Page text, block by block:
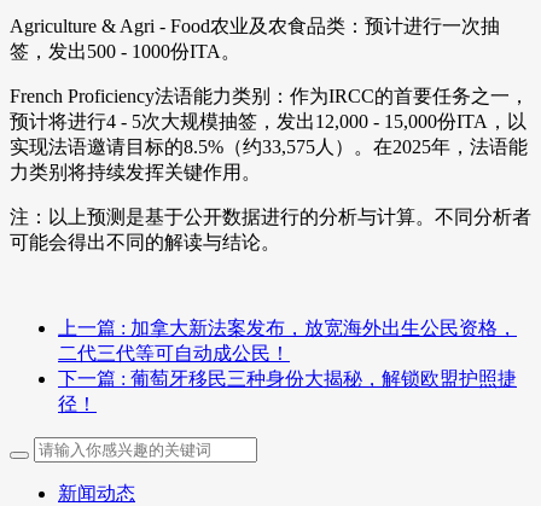
Agriculture & Agri - Food农业及农食品类：预计进行一次抽
签，发出500 - 1000份ITA。
French Proficiency法语能力类别：作为IRCC的首要任务之一，
预计将进行4 - 5次大规模抽签，发出12,000 - 15,000份ITA，以
实现法语邀请目标的8.5%（约33,575人）。在2025年，法语能
力类别将持续发挥关键作用。
注：以上预测是基于公开数据进行的分析与计算。不同分析者
可能会得出不同的解读与结论。
上一篇 : 加拿大新法案发布，放宽海外出生公民资格，
二代三代等可自动成公民！
下一篇 : 葡萄牙移民三种身份大揭秘，解锁欧盟护照捷
径！
新闻动态